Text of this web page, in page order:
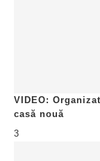
VIDEO:
casă nouă
3